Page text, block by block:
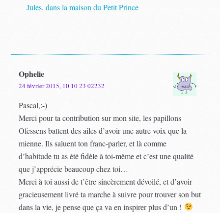
Jules, dans la maison du Petit Prince
Ophelie
24 février 2015, 10 10 23 02232
Pascal,:-)
Merci pour ta contribution sur mon site, les papillons
Ofessens battent des ailes d’avoir une autre voix que la
mienne. Ils saluent ton franc-parler, et là comme
d’habitude tu as été fidèle à toi-même et c’est une qualité
que j’apprécie beaucoup chez toi…
Merci à toi aussi de t’être sincèrement dévoilé, et d’avoir
gracieusement livré ta marche à suivre pour trouver son but
dans la vie, je pense que ça va en inspirer plus d’un !